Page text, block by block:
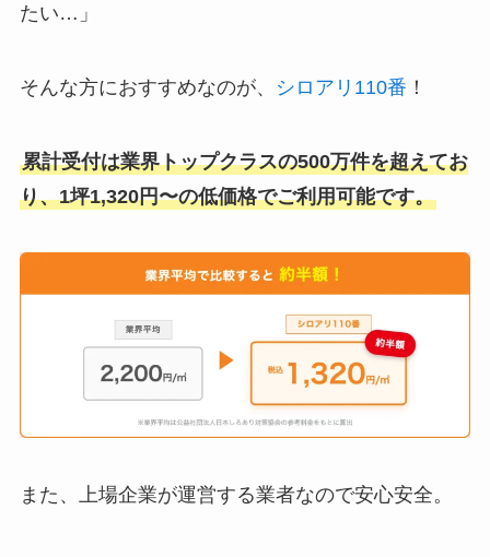
たい…」
そんな方におすすめなのが、 シロアリ110番 ！
累計受付は業界トップクラスの500万件を超えてお
り、1坪1,320円〜の低価格でご利用可能です。
また、上場企業が運営する業者なので安心安全。